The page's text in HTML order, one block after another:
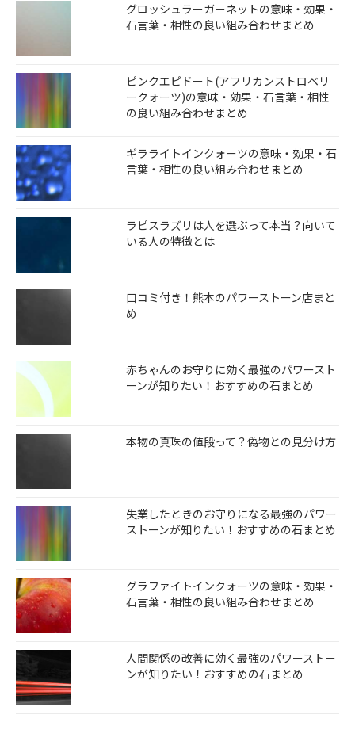
グロッシュラーガーネットの意味・効果・
石言葉・相性の良い組み合わせまとめ
ピンクエピドート(アフリカンストロベリ
ークォーツ)の意味・効果・石言葉・相性
の良い組み合わせまとめ
ギラライトインクォーツの意味・効果・石
言葉・相性の良い組み合わせまとめ
ラピスラズリは人を選ぶって本当？向いて
いる人の特徴とは
口コミ付き！熊本のパワーストーン店まと
め
赤ちゃんのお守りに効く最強のパワースト
ーンが知りたい！おすすめの石まとめ
本物の真珠の値段って？偽物との見分け方
失業したときのお守りになる最強のパワー
ストーンが知りたい！おすすめの石まとめ
グラファイトインクォーツの意味・効果・
石言葉・相性の良い組み合わせまとめ
人間関係の改善に効く最強のパワーストー
ンが知りたい！おすすめの石まとめ